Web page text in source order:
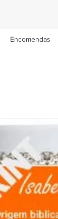
Encomendas